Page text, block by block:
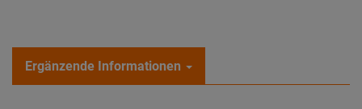
Ergänzende Informationen